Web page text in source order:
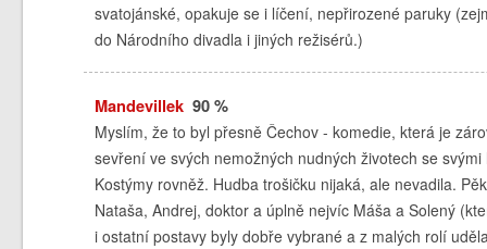
svatojánské, opakuje se i líčení, nepřirozené paruky
do Národního divadla i jiných režisérů.)
Mandevillek90 %
Myslím, že to byl přesně Čechov - komedie, která je
sevření ve svých nemožných nudných životech se
Kostýmy rovněž. Hudba trošičku nijaká, ale nevadila.
Nataša, Andrej, doktor a úplně nejvíc Máša a Solený
i ostatní postavy byly dobře vybrané a z malých rolí